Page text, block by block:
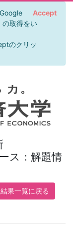
取得をい
のクリッ
Accept
ス：解題情
果一覧に戻る